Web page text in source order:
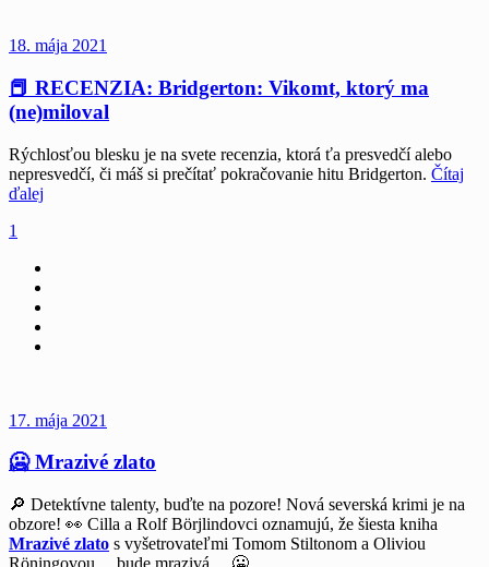
18. mája 2021
📕 RECENZIA: Bridgerton: Vikomt, ktorý ma
(ne)miloval
Rýchlosťou blesku je na svete recenzia, ktorá ťa presvedčí alebo
nepresvedčí, či máš si prečítať pokračovanie hitu Bridgerton. Čítaj
ďalej
1
17. mája 2021
🥶 Mrazivé zlato
🔎 Detektívne talenty, buďte na pozore! Nová severská krimi je na
obzore! 👀 Cilla a Rolf Börjlindovci oznamujú, že šiesta kniha
Mrazivé zlato s vyšetrovateľmi Tomom Stiltonom a Oliviou